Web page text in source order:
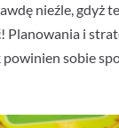
nieźle, gdyż
Planowania i
sobie